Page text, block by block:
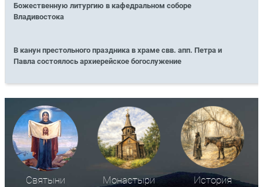
Божественную литургию в кафедральном соборе
Владивостока
В канун престольного праздника в храме свв. апп. Петра и
Павла состоялось архиерейское богослужение
Святыни Монастыри История